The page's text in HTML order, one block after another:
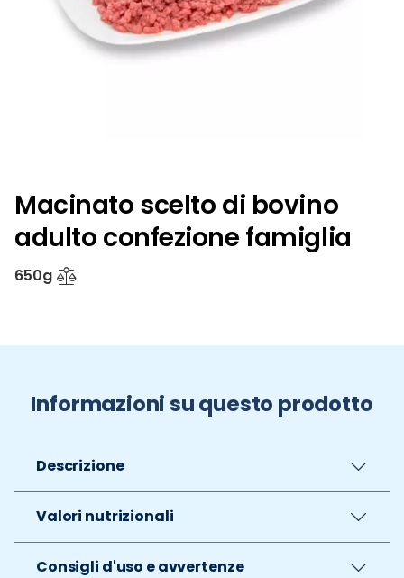
Macinato scelto di bovino
adulto confezione famiglia
650g
Informazioni su questo prodotto
Descrizione
Valori nutrizionali
Consigli d'uso e avvertenze